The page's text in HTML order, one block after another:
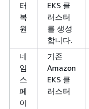
터
복
원
EKS 클
러스터
를 생성
합니다.
네
임
스
페
이
기존
Amazon
EKS 클
러스터